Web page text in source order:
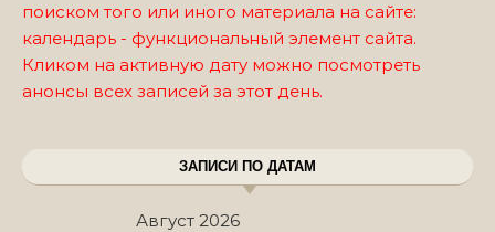
поиском того или иного материала на сайте:
календарь - функциональный элемент сайта.
Кликом на активную дату можно посмотреть
анонсы всех записей за этот день.
ЗАПИСИ ПО ДАТАМ
Август 2026